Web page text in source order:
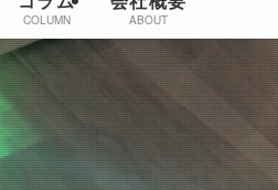
COLUMN ABOUT